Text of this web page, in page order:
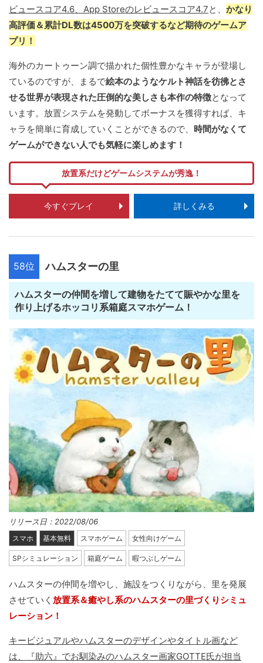
ビュースコア4.6、App Storeのレビュースコア4.7と、 かなり
高評価＆累計DL数は4500万を突破するなど期待のゲームア
プリ！
海外のカートゥーン調で描かれた個性豊かなキャラが登場し
ているのですが、まるで絵本のようなケルト神話を彷彿とさ
せる世界が表現された圧倒的な美しさも本作の特徴となって
います。放置システムを発動してボーナスを獲得すれば、キ
ャラを簡単に育成していくことができるので、 時間がなくて
ゲームができない人でも気軽に楽しめます！
放置系だけどゲームシステムが秀逸！
今すぐプレイ 詳しくみる
58位 ハムスターの里
ハムスターの仲間を増して建物をたてて賑やかな里を
作り上げるホッコリ系箱庭スマホゲーム！
リリース日：2022/08/06
スマホ 基本無料 スマホゲーム 女性向けゲーム
SPシミュレーション 箱庭ゲーム 暇つぶしゲーム
ハムスターの仲間を増やし、施設をつくりながら、里を発展
させていく 放置系＆癒やし系のハムスターの里づくりシミュ
レーション！
キービジュアルやハムスターのデザインやタイトル画など
は、『助六』でお馴染みのハムスター画家GOTTE氏が担当